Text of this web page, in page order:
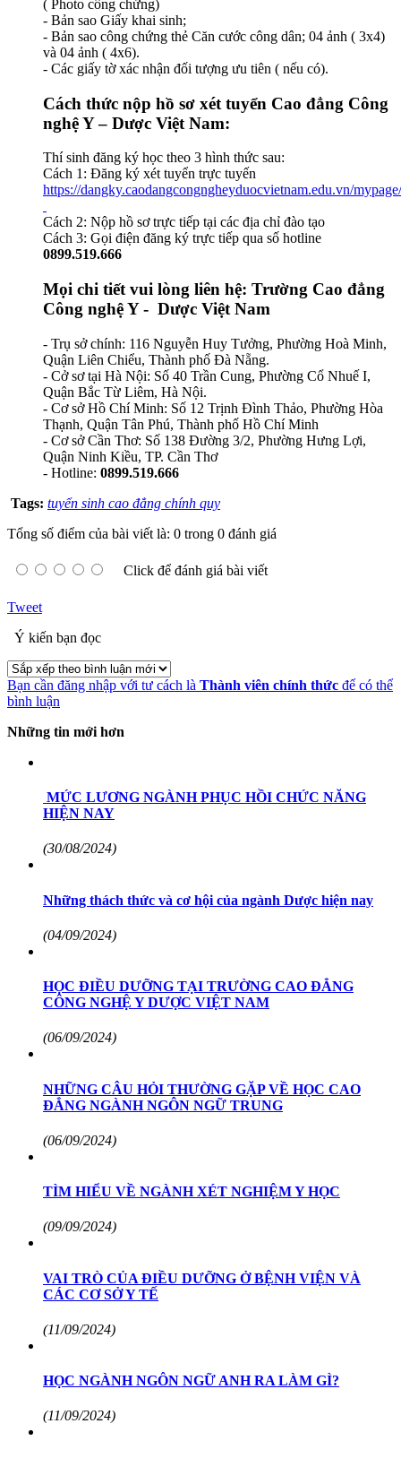
( Photo công chứng)
- Bản sao Giấy khai sinh;
- Bản sao công chứng thẻ Căn cước công dân; 04 ảnh ( 3x4)
và 04 ảnh ( 4x6).
- Các giấy tờ xác nhận đối tượng ưu tiên ( nếu có).
Cách thức nộp hồ sơ xét tuyển Cao đẳng Công
nghệ Y – Dược Việt Nam:
Thí sinh đăng ký học theo 3 hình thức sau:
Cách 1: Đăng ký xét tuyển trực tuyến
https://dangky.caodangcongngheyduocvietnam.edu.vn/
Cách 2: Nộp hồ sơ trực tiếp tại các địa chỉ đào tạo
Cách 3: Gọi điện đăng ký trực tiếp qua số hotline
0899.519.666
Mọi chi tiết vui lòng liên hệ: Trường Cao đẳng
Công nghệ Y - Dược Việt Nam
- Trụ sở chính: 116 Nguyễn Huy Tưởng, Phường Hoà Minh,
Quận Liên Chiểu, Thành phố Đà Nẵng.
- Cở sơ tại Hà Nội: Số 40 Trần Cung, Phường Cổ Nhuế I,
Quận Bắc Từ Liêm, Hà Nội.
- Cơ sở Hồ Chí Minh: Số 12 Trịnh Đình Thảo, Phường Hòa
Thạnh, Quận Tân Phú, Thành phố Hồ Chí Minh
- Cơ sở Cần Thơ: Số 138 Đường 3/2, Phường Hưng Lợi,
Quận Ninh Kiều, TP. Cần Thơ
- Hotline: 0899.519.666
Tags: tuyển sinh cao đẳng chính quy
Tổng số điểm của bài viết là: 0 trong 0 đánh giá
Click để đánh giá bài viết
Tweet
Ý kiến bạn đọc
Bạn cần đăng nhập với tư cách là Thành viên chính thức để có thể
bình luận
Những tin mới hơn
MỨC LƯƠNG NGÀNH PHỤC HỒI CHỨC NĂNG
HIỆN NAY
(30/08/2024)
Những thách thức và cơ hội của ngành Dược hiện nay
(04/09/2024)
HỌC ĐIỀU DƯỠNG TẠI TRƯỜNG CAO ĐẲNG
CÔNG NGHỆ Y DƯỢC VIỆT NAM
(06/09/2024)
NHỮNG CÂU HỎI THƯỜNG GẶP VỀ HỌC CAO
ĐẲNG NGÀNH NGÔN NGỮ TRUNG
(06/09/2024)
TÌM HIỂU VỀ NGÀNH XÉT NGHIỆM Y HỌC
(09/09/2024)
VAI TRÒ CỦA ĐIỀU DƯỠNG Ở BỆNH VIỆN VÀ
CÁC CƠ SỞ Y TẾ
(11/09/2024)
HỌC NGÀNH NGÔN NGỮ ANH RA LÀM GÌ?
(11/09/2024)